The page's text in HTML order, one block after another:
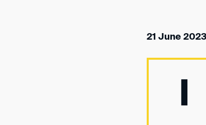
21 June
I